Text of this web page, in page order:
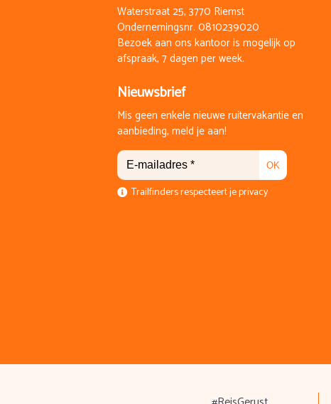
Waterstraat 25, 3770 Riemst
Ondernemingsnr. 0810239020
Bezoek aan ons kantoor is mogelijk op
afspraak, 7 dagen per week.
Nieuwsbrief
Mis geen enkele nieuwe ruitervakantie en
aanbieding, meld je aan!
OK
Trailfinders respecteert je privacy